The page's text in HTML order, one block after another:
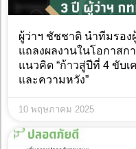
ผู้ว่าฯ ชัชชาติ นำทีมรอง
แถลงผลงานในโอกาสก
แนวคิด “ก้าวสู่ปีที่ 4 ขับเ
และความหวัง”
10 พฤษภาคม 2025